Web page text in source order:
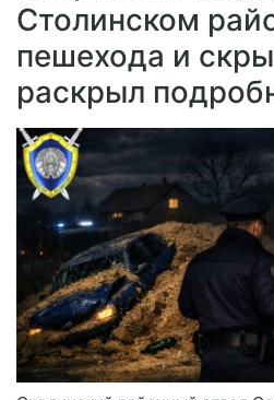
Столинском
пешехода и
раскрыл